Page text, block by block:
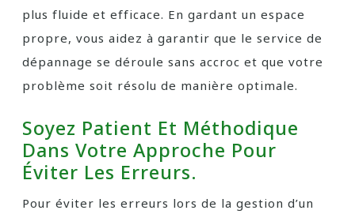
plus fluide et efficace. En gardant un espace
propre, vous aidez à garantir que le service de
dépannage se déroule sans accroc et que votre
problème soit résolu de manière optimale.
Soyez Patient Et Méthodique
Dans Votre Approche Pour
Éviter Les Erreurs.
Pour éviter les erreurs lors de la gestion d’un